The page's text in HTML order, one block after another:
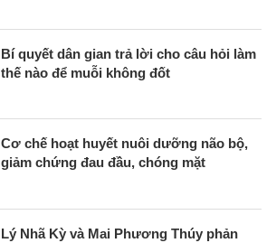
Bí quyết dân gian trả lời cho câu hỏi làm
thế nào để muỗi không đốt
Cơ chế hoạt huyết nuôi dưỡng não bộ,
giảm chứng đau đầu, chóng mặt
Lý Nhã Kỳ và Mai Phương Thúy phản